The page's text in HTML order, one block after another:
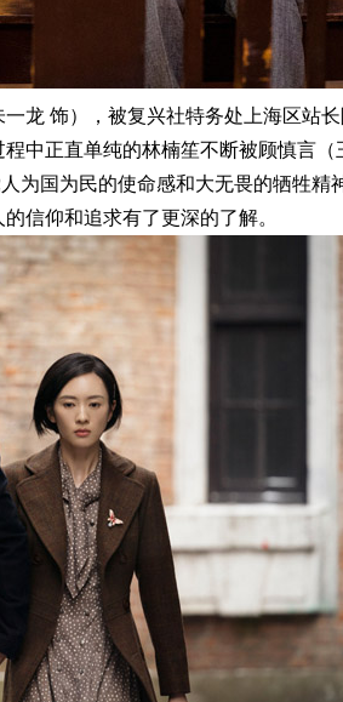
龙 饰），被复兴社特务处上海区站
中正直单纯的林楠笙不断被顾慎言（
为国为民的使命感和大无畏的牺牲精
信仰和追求有了更深的了解。